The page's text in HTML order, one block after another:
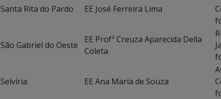
Santa Rita do Pardo EE José Ferreira Lima
São Gabriel do Oeste
EE Profª Creuza Aparecida Della
Coleta
Selvíria EE Ana Maria de Souza